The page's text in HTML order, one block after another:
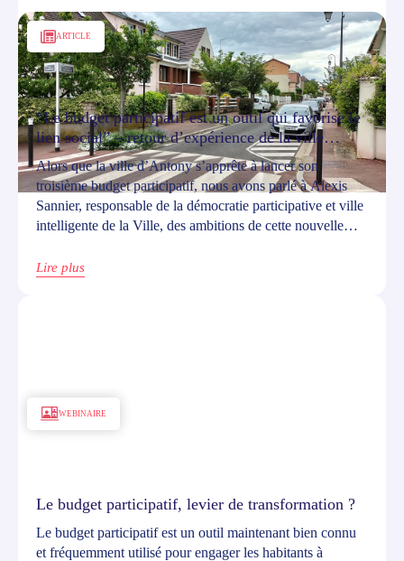
ARTICLE
“Le budget participatif est un outil qui favorise le
lien social” – retour d’expérience de la ville
d’Antony
Alors que la ville d’Antony s’apprête à lancer son
troisième budget participatif, nous avons parlé à Alexis
Sannier, responsable de la démocratie participative et ville
intelligente de la Ville, des ambitions de cette nouvelle
Lire plus
WEBINAIRE
Le budget participatif, levier de transformation ?
Le budget participatif est un outil maintenant bien connu
et fréquemment utilisé pour engager les habitants à